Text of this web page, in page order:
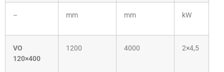
– mm mm kW
VO
120×400
1200 4000 2×4,5